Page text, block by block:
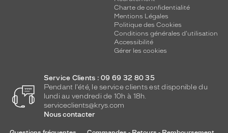
Charte de confidentialité
Mentions Légales
Politique des Cookies
Conditions générales d'utilisation
Accessibilité
Gérer les cookies
Service Clients : 09 69 32 80 35
Pendant l'été, le service clients est disponible du
lundi au vendredi de 10h à 18h.
serviceclients@krys.com
Nous contacter